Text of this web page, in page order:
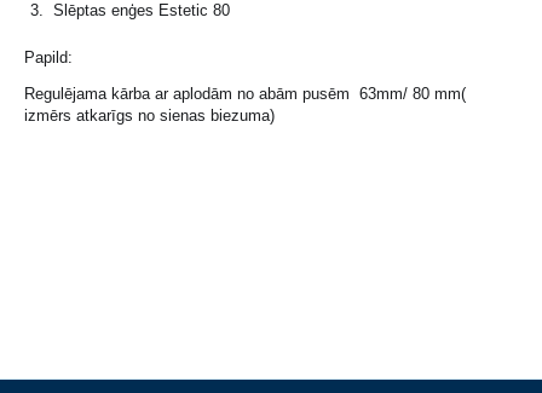
Slēptas enģes Estetic 80
Papild:
Regulējama kārba ar aplodām no abām pusēm 63mm/ 80 mm(
izmērs atkarīgs no sienas biezuma)